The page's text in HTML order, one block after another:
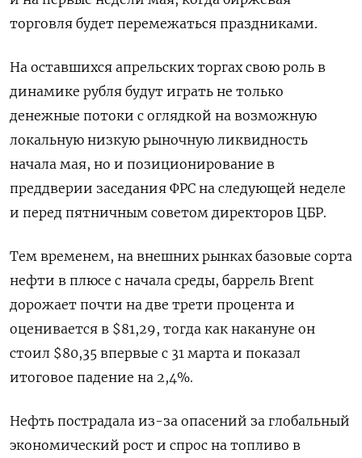
торговля будет перемежаться праздниками.
На оставшихся апрельских торгах свою роль в
динамике рубля будут играть не только
денежные потоки с оглядкой на возможную
локальную низкую рыночную ликвидность
начала мая, но и позиционирование в
преддверии заседания ФРС на следующей неделе
и перед пятничным советом директоров ЦБР.
Тем временем, на внешних рынках базовые сорта
нефти в плюсе с начала среды, баррель Brent
дорожает почти на две трети процента и
оценивается в $81,29, тогда как накануне он
стоил $80,35 впервые с 31 марта и показал
итоговое падение на 2,4%.
Нефть пострадала из-за опасений за глобальный
экономический рост и спрос на топливо в